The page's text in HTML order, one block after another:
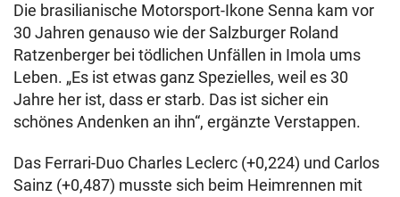
Die brasilianische Motorsport-Ikone Senna kam vor
30 Jahren genauso wie der Salzburger Roland
Ratzenberger bei tödlichen Unfällen in Imola ums
Leben. „Es ist etwas ganz Spezielles, weil es 30
Jahre her ist, dass er starb. Das ist sicher ein
schönes Andenken an ihn“, ergänzte Verstappen.
Das Ferrari-Duo Charles Leclerc (+0,224) und Carlos
Sainz (+0,487) musste sich beim Heimrennen mit